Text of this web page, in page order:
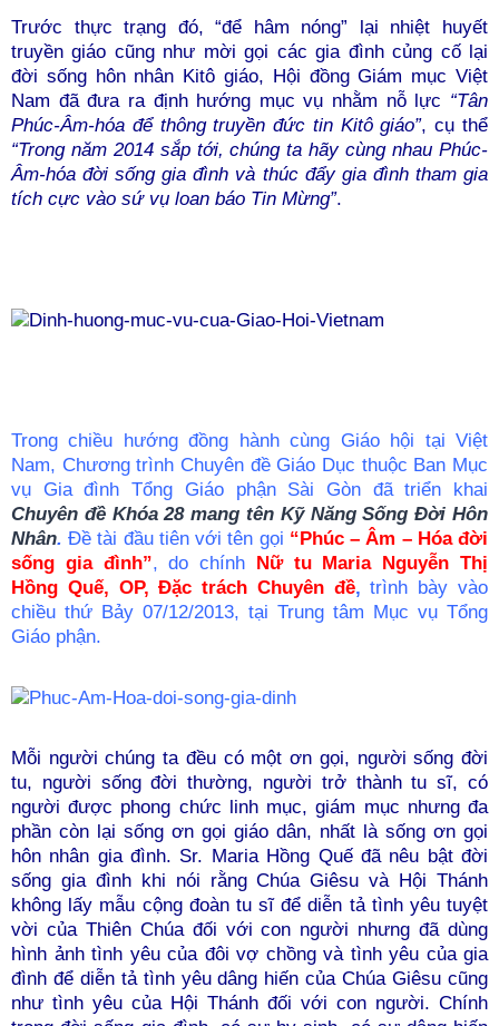
Trước thực trạng đó, “để hâm nóng” lại nhiệt huyết
truyền giáo cũng như mời gọi các gia đình củng cố lại
đời sống hôn nhân Kitô giáo, Hội đồng Giám mục Việt
Nam đã đưa ra định hướng mục vụ nhằm nỗ lực “Tân
Phúc-Âm-hóa để thông truyền đức tin Kitô giáo”, cụ thể
“Trong năm 2014 sắp tới, chúng ta hãy cùng nhau Phúc-
Âm-hóa đời sống gia đình và thúc đẩy gia đình tham gia
tích cực vào sứ vụ loan báo Tin Mừng”.
Trong chiều hướng đồng hành cùng Giáo hội tại Việt
Nam, Chương trình Chuyên đề Giáo Dục thuộc Ban Mục
vụ Gia đình Tổng Giáo phận Sài Gòn đã triển khai
Chuyên đề Khóa 28 mang tên Kỹ Năng Sống Đời Hôn
Nhân. Đề tài đầu tiên với tên gọi “Phúc – Âm – Hóa đời
sống gia đình”, do chính Nữ tu Maria Nguyễn Thị
Hồng Quế, OP, Đặc trách Chuyên đề,trình bày vào
chiều thứ Bảy 07/12/2013, tại Trung tâm Mục vụ Tổng
Giáo phận.
Mỗi người chúng ta đều có một ơn gọi, người sống đời
tu, người sống đời thường, người trở thành tu sĩ, có
người được phong chức linh mục, giám mục nhưng đa
phần còn lại sống ơn gọi giáo dân, nhất là sống ơn gọi
hôn nhân gia đình. Sr. Maria Hồng Quế đã nêu bật đời
sống gia đình khi nói rằng Chúa Giêsu và Hội Thánh
không lấy mẫu cộng đoàn tu sĩ để diễn tả tình yêu tuyệt
vời của Thiên Chúa đối với con người nhưng đã dùng
hình ảnh tình yêu của đôi vợ chồng và tình yêu của gia
đình để diễn tả tình yêu dâng hiến của Chúa Giêsu cũng
như tình yêu của Hội Thánh đối với con người. Chính